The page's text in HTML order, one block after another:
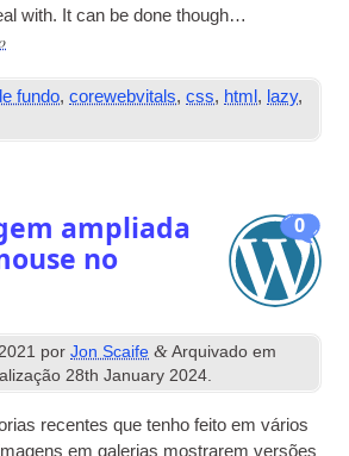
with. It can be done though…
fundo,corewebvitals,css, html , lazy,
0
ampliada
no
porJon Scaife &Arquivado em
28th January 2024.
recentes que tenho feito em vários
em galerias mostrarem versões